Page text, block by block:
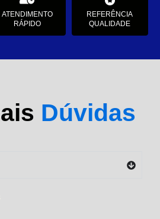
ATENDIMENTO
RÁPIDO
REFERÊNCIA
QUALIDADE
Dúvidas